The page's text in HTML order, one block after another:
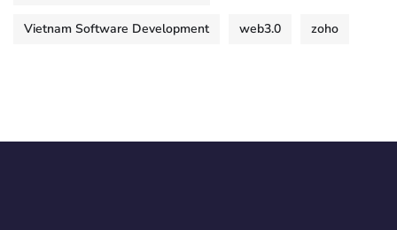
Vietnam Software Development web3.0 zoho